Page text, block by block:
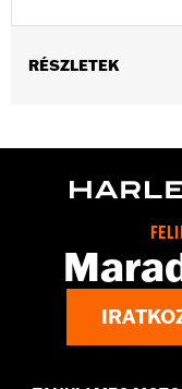
RÉSZLETEK
Sold In Units:Pair
installation instructions